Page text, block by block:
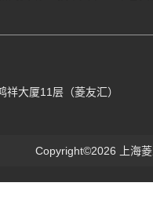
大厦11层（菱友汇）
Copyright©2026 上海